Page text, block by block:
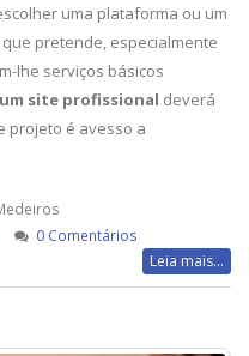
uma plataforma ou um
pretende, especialmente
lhe serviços básicos
site profissional deverá
projeto é avesso a
0 Comentários
Leia mais...